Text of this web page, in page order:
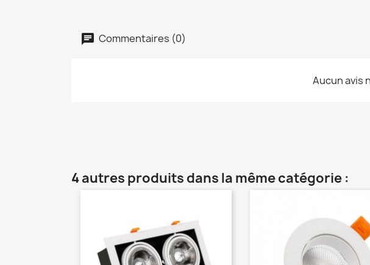
Commentaires (0)
Aucun avis
4 autres produits dans la même catégorie :